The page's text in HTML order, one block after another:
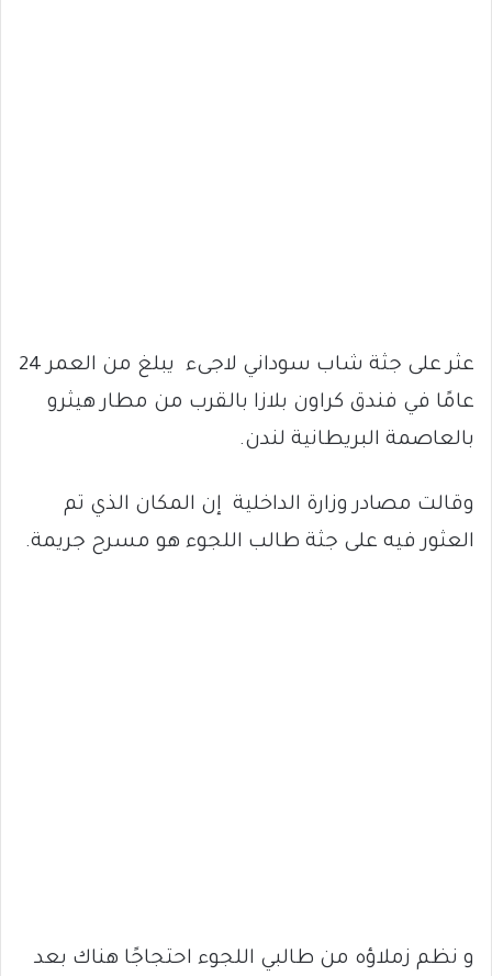
عثر على جثة شاب سوداني لاجىء يبلغ من العمر 24
عامًا في فندق كراون بلازا بالقرب من مطار هيثرو
بالعاصمة البريطانية لندن.
وقالت مصادر وزارة الداخلية إن المكان الذي تم
العثور فيه على جثة طالب اللجوء هو مسرح جريمة.
و نظم زملاؤه من طالبي اللجوء احتجاجًا هناك بعد